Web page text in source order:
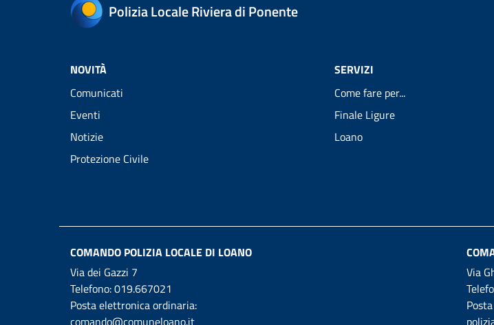
Polizia Locale Riviera di Ponente
NOVITÀ
Comunicati
Eventi
Notizie
Protezione Civile
SERVIZI
Come fare per...
Finale Ligure
Loano
COMANDO POLIZIA LOCALE DI LOANO
Via dei Gazzi 7
Telefono:019.667021
Posta elettronica ordinaria:
comando@comuneloano.it
Via